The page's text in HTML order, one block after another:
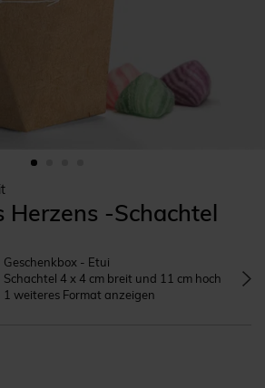
Herzens -Schachtel
Geschenkbox - Etui
Schachtel 4 x 4 cm breit und 11 cm hoch
1 weiteres Format anzeigen